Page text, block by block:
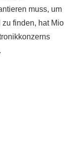
muss, um
finden, hat Mio